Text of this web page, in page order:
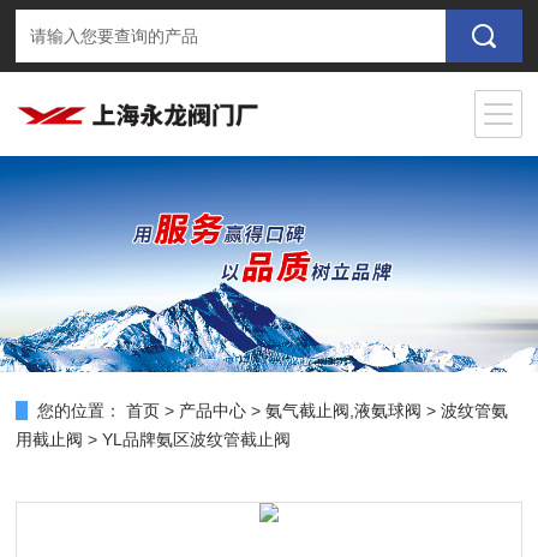
您的位置： 首页 > 产品中心 >氨气截止阀,液氨球阀 >波纹管氨
用截止阀 > YL品牌氨区波纹管截止阀